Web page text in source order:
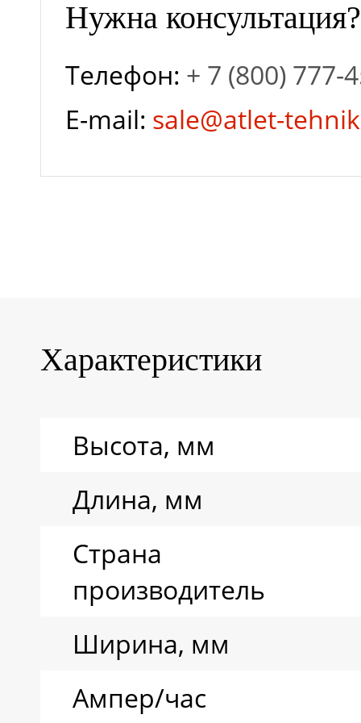
мм
Гарантия завода
Нужна консультация?
Телефон: + 7 (800) 777-
E-mail: sale@atlet-
Характеристики
Высота, мм
Длина, мм
Страна
производитель
Ширина, мм
Ампер/час